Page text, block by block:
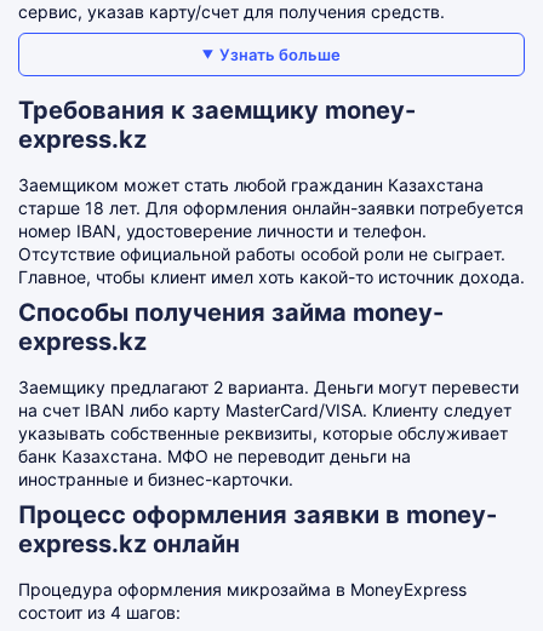
сервис, указав карту/счет для получения средств.
Узнать больше
Требования к заемщику money-
express.kz
Заемщиком может стать любой гражданин Казахстана
старше 18 лет. Для оформления онлайн-заявки потребуется
номер IBAN, удостоверение личности и телефон.
Отсутствие официальной работы особой роли не сыграет.
Главное, чтобы клиент имел хоть какой-то источник дохода.
Способы получения займа money-
express.kz
Заемщику предлагают 2 варианта. Деньги могут перевести
на счет IBAN либо карту MasterCard/VISA. Клиенту следует
указывать собственные реквизиты, которые обслуживает
банк Казахстана. МФО не переводит деньги на
иностранные и бизнес-карточки.
Процесс оформления заявки в money-
express.kz онлайн
Процедура оформления микрозайма в MoneyExpress
состоит из 4 шагов: